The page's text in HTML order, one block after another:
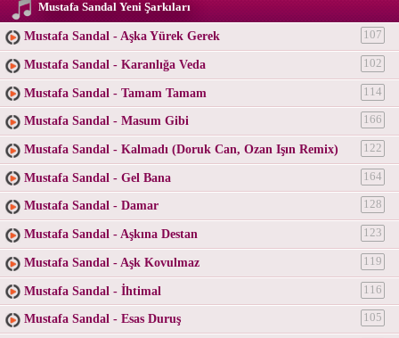
Mustafa Sandal Yeni Şarkıları
Mustafa Sandal - Aşka Yürek Gerek 107
Mustafa Sandal - Karanlığa Veda 102
Mustafa Sandal - Tamam Tamam 114
Mustafa Sandal - Masum Gibi 166
Mustafa Sandal - Kalmadı (Doruk Can, Ozan Işın Remix) 122
Mustafa Sandal - Gel Bana 164
Mustafa Sandal - Damar 128
Mustafa Sandal - Aşkına Destan 123
Mustafa Sandal - Aşk Kovulmaz 119
Mustafa Sandal - İhtimal 116
Mustafa Sandal - Esas Duruş 105